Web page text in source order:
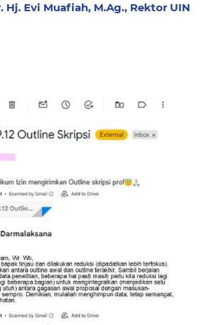
Hj. Evi Muafiah, M.Ag., Rektor UIN